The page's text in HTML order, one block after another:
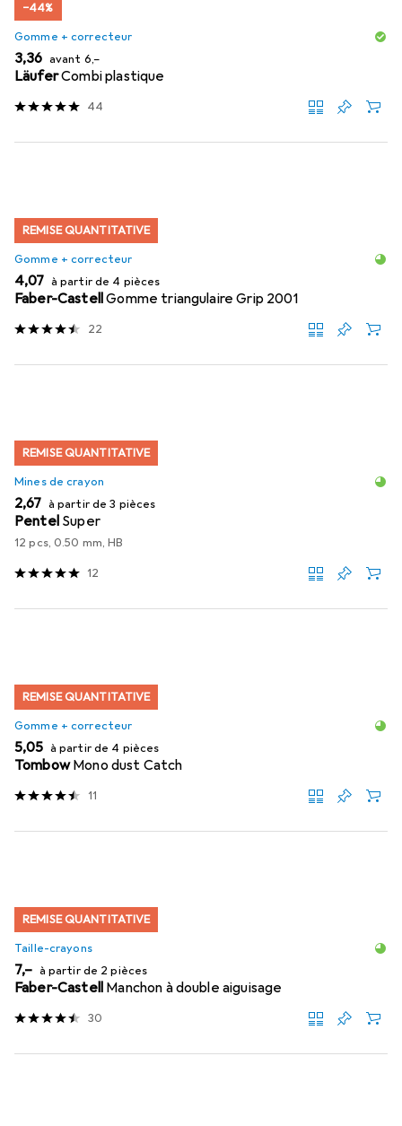
−44%
Gomme + correcteur
EUR
3,36 avant EUR
6,–
LäuferCombi plastique
44
REMISE QUANTITATIVE
Gomme + correcteur
EUR
4,07 à partir de 4 pièces
Faber-CastellGomme triangulaire Grip 2001
22
REMISE QUANTITATIVE
Mines de crayon
EUR
2,67 à partir de 3 pièces
Pentel Super
12 pcs, 0.50 mm, HB
12
REMISE QUANTITATIVE
Gomme + correcteur
EUR
5,05 à partir de 4 pièces
Tombow Mono dust Catch
11
REMISE QUANTITATIVE
Taille-crayons
EUR
7,– à partir de 2 pièces
Faber-Castell Manchon à double aiguisage
30